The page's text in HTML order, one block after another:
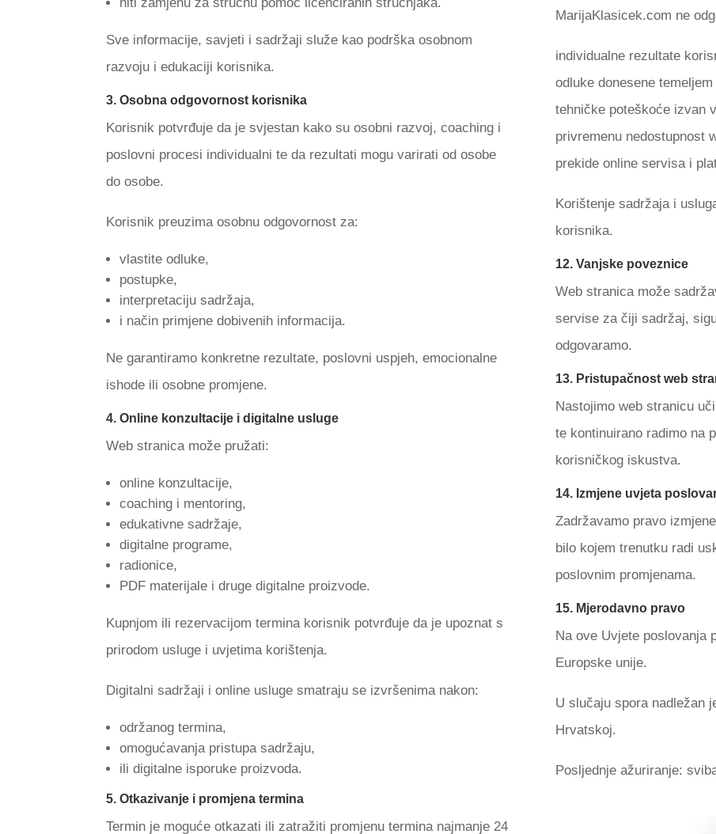
niti zamjenu za stručnu pomoć licenciranih stručnjaka.
Sve informacije, savjeti i sadržaji služe kao podrška osobnom
razvoju i edukaciji korisnika.
3. Osobna odgovornost korisnika
Korisnik potvrđuje da je svjestan kako su osobni razvoj, coaching i
poslovni procesi individualni te da rezultati mogu varirati od osobe
do osobe.
Korisnik preuzima osobnu odgovornost za:
vlastite odluke,
postupke,
interpretaciju sadržaja,
i način primjene dobivenih informacija.
Ne garantiramo konkretne rezultate, poslovni uspjeh, emocionalne
ishode ili osobne promjene.
4. Online konzultacije i digitalne usluge
Web stranica može pružati:
online konzultacije,
coaching i mentoring,
edukativne sadržaje,
digitalne programe,
radionice,
PDF materijale i druge digitalne proizvode.
Kupnjom ili rezervacijom termina korisnik potvrđuje da je upoznat s
prirodom usluge i uvjetima korištenja.
Digitalni sadržaji i online usluge smatraju se izvršenima nakon:
održanog termina,
omogućavanja pristupa sadržaju,
ili digitalne isporuke proizvoda.
5. Otkazivanje i promjena termina
Termin je moguće otkazati ili zatražiti promjenu termina najmanje 24
MarijaKlasicek.com ne
individualne rezultate
odluke donesene
tehničke poteškoće izvan
privremenu nedostupnost
prekide online servisa i
Korištenje sadržaja i
korisnika.
12. Vanjske poveznice
Web stranica može
servise za čiji sadržaj,
odgovaramo.
13. Pristupačnost web
Nastojimo web stranicu
te kontinuirano radimo na
korisničkog iskustva.
14. Izmjene uvjeta
Zadržavamo pravo
bilo kojem trenutku radi
poslovnim promjenama.
15. Mjerodavno pravo
Na ove Uvjete poslovanja
Europske unije.
U slučaju spora nadležan
Hrvatskoj.
Posljednje ažuriranje: